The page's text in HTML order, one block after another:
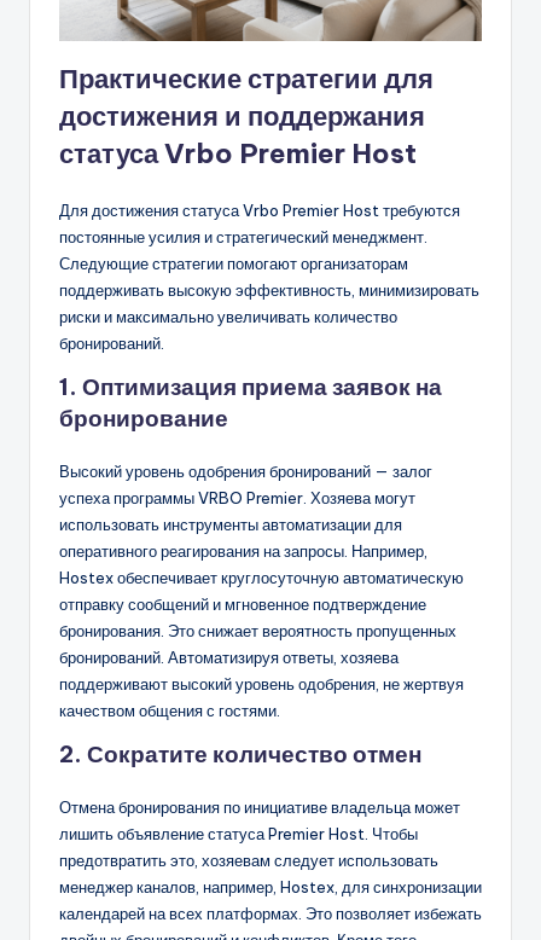
Практические стратегии для
достижения и поддержания
статуса Vrbo Premier Host
Для достижения статуса Vrbo Premier Host требуются
постоянные усилия и стратегический менеджмент.
Следующие стратегии помогают организаторам
поддерживать высокую эффективность, минимизировать
риски и максимально увеличивать количество
бронирований.
1. Оптимизация приема заявок на
бронирование
Высокий уровень одобрения бронирований — залог
успеха программы VRBO Premier. Хозяева могут
использовать инструменты автоматизации для
оперативного реагирования на запросы. Например,
Hostex обеспечивает круглосуточную автоматическую
отправку сообщений и мгновенное подтверждение
бронирования. Это снижает вероятность пропущенных
бронирований. Автоматизируя ответы, хозяева
поддерживают высокий уровень одобрения, не жертвуя
качеством общения с гостями.
2. Сократите количество отмен
Отмена бронирования по инициативе владельца может
лишить объявление статуса Premier Host. Чтобы
предотвратить это, хозяевам следует использовать
менеджер каналов, например, Hostex, для синхронизации
календарей на всех платформах. Это позволяет избежать